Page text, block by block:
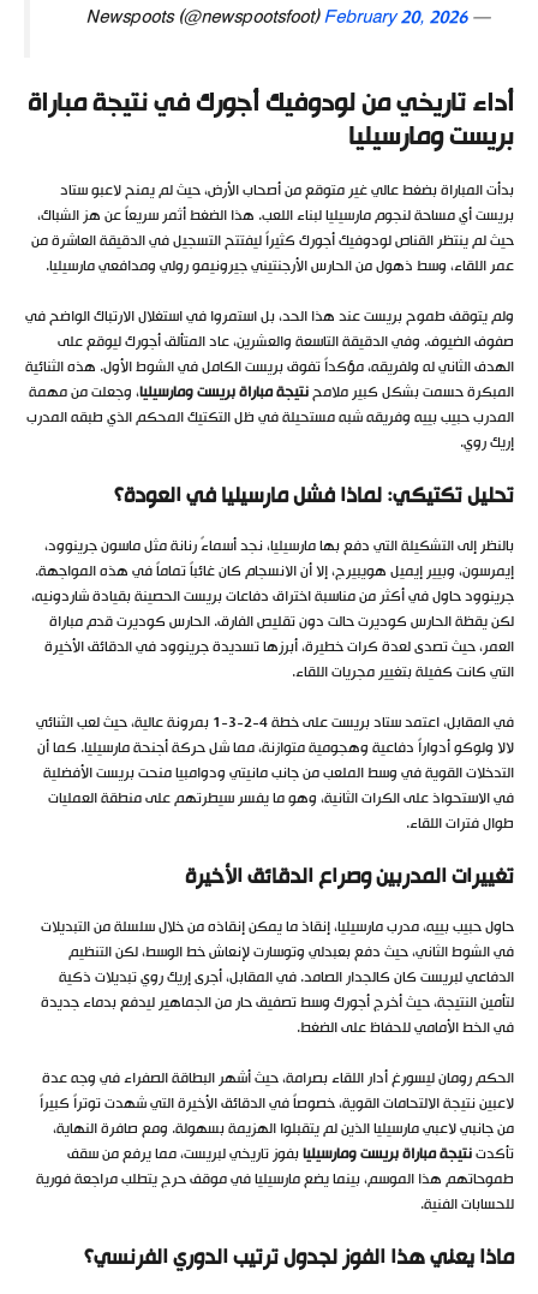
— Newspoots (@newspootsfoot)
February 20, 2026
أداء تاريخي من لودوفيك أجورك في نتيجة مباراة
بريست ومارسيليا
بدأت المباراة بضغط عالي غير متوقع من أصحاب الأرض، حيث لم يمنح لاعبو ستاد
بريست أي مساحة لنجوم مارسيليا لبناء اللعب. هذا الضغط أثمر سريعاً عن هز الشباك،
حيث لم ينتظر القناص لودوفيك أجورك كثيراً ليفتتح التسجيل في الدقيقة العاشرة من
عمر اللقاء، وسط ذهول من الحارس الأرجنتيني جيرونيمو رولي ومدافعي مارسيليا.
ولم يتوقف طموح بريست عند هذا الحد، بل استمروا في استغلال الارتباك الواضح في
صفوف الضيوف. وفي الدقيقة التاسعة والعشرين، عاد المتألق أجورك ليوقع على
الهدف الثاني له ولفريقه، مؤكداً تفوق بريست الكامل في الشوط الأول. هذه الثنائية
المبكرة حسمت بشكل كبير ملامحنتيجة مباراة بريست ومارسيليا، وجعلت من مهمة
المدرب حبيب بييه وفريقه شبه مستحيلة في ظل التكتيك المحكم الذي طبقه المدرب
إريك روي.
تحليل تكتيكي: لماذا فشل مارسيليا في العودة؟
بالنظر إلى التشكيلة التي دفع بها مارسيليا، نجد أسماءً رنانة مثل ماسون جرينوود،
إيمرسون، وبيير إيميل هويبيرج، إلا أن الانسجام كان غائباً تماماً في هذه المواجهة.
جرينوود حاول في أكثر من مناسبة اختراق دفاعات بريست الحصينة بقيادة شاردونيه،
لكن يقظة الحارس كوديرت حالت دون تقليص الفارق. الحارس كوديرت قدم مباراة
العمر، حيث تصدى لعدة كرات خطيرة، أبرزها تسديدة جرينوود في الدقائق الأخيرة
التي كانت كفيلة بتغيير مجريات اللقاء.
في المقابل، اعتمد ستاد بريست على خطة 4-2-3-1 بمرونة عالية، حيث لعب الثنائي
لالا ولوكو أدواراً دفاعية وهجومية متوازنة، مما شل حركة أجنحة مارسيليا. كما أن
التدخلات القوية في وسط الملعب من جانب مانيتي ودوامبيا منحت بريست الأفضلية
في الاستحواذ على الكرات الثانية، وهو ما يفسر سيطرتهم على منطقة العمليات
طوال فترات اللقاء.
تغييرات المدربين وصراع الدقائق الأخيرة
حاول حبيب بييه، مدرب مارسيليا، إنقاذ ما يمكن إنقاذه من خلال سلسلة من التبديلات
في الشوط الثاني، حيث دفع بعبدلي وتوسارت لإنعاش خط الوسط، لكن التنظيم
الدفاعي لبريست كان كالجدار الصامد. في المقابل، أجرى إريك روي تبديلات ذكية
لتأمين النتيجة، حيث أخرج أجورك وسط تصفيق حار من الجماهير ليدفع بدماء جديدة
في الخط الأمامي للحفاظ على الضغط.
الحكم رومان ليسورغ أدار اللقاء بصرامة، حيث أشهر البطاقة الصفراء في وجه عدة
لاعبين نتيجة الالتحامات القوية، خصوصاً في الدقائق الأخيرة التي شهدت توتراً كبيراً
من جانبي لاعبي مارسيليا الذين لم يتقبلوا الهزيمة بسهولة. ومع صافرة النهاية،
تأكدتنتيجة مباراة بريست ومارسيليابفوز تاريخي لبريست، مما يرفع من سقف
طموحاتهم هذا الموسم، بينما يضع مارسيليا في موقف حرج يتطلب مراجعة فورية
للحسابات الفنية.
ماذا يعني هذا الفوز لجدول ترتيب الدوري الفرنسي؟